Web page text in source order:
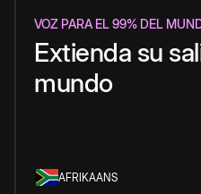
VOZ PARA EL 99% DEL
Extienda su
mundo
AFRIKAANS